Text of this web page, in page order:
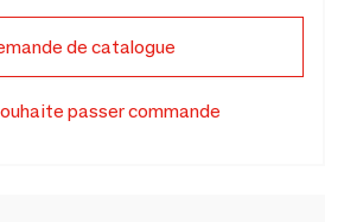
de catalogue
passer commande